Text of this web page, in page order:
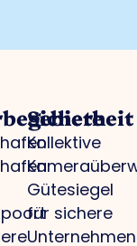
Sicherheit
Kollektive
Gütesiegel
für sichere
Unternehmen